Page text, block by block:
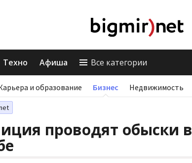
Техно Афиша Все категории
и образование Бизнес Недвижимость
проводят обыски в